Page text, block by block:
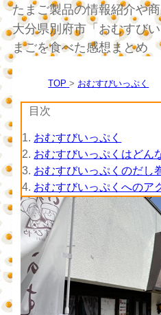
たまご製品の情報紹介や
大分県別府市「おむすび
まごを食べた感想まとめ
TOP おむすびいっぷく
目次
1. おむすびいっぷく
2. おむすびいっぷくはどん
3. おむすびいっぷくのだし
4. おむすびいっぷくへのア